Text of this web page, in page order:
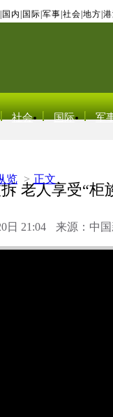
国内 国际 军事 社会 地方
社会 国际 军
览 > 正文
老人享受“柜
日 21:04 来源：中国